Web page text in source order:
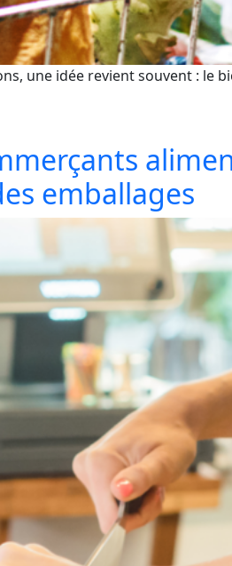
une idée revient souvent : le
emballages